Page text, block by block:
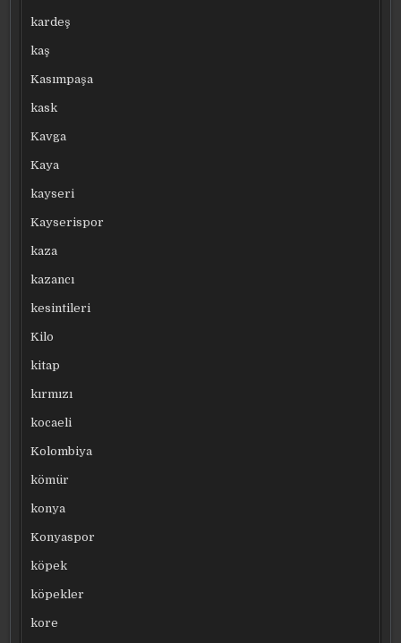
kardeş
kaş
Kasımpaşa
kask
Kavga
Kaya
kayseri
Kayserispor
kaza
kazancı
kesintileri
Kilo
kitap
kırmızı
kocaeli
Kolombiya
kömür
konya
Konyaspor
köpek
köpekler
kore